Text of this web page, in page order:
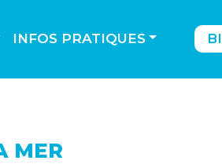
INFOS PRATIQUES
MER